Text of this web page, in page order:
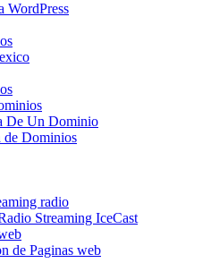
WordPress
De Un Dominio
de Dominios
radio
Streaming IceCast
de Paginas web